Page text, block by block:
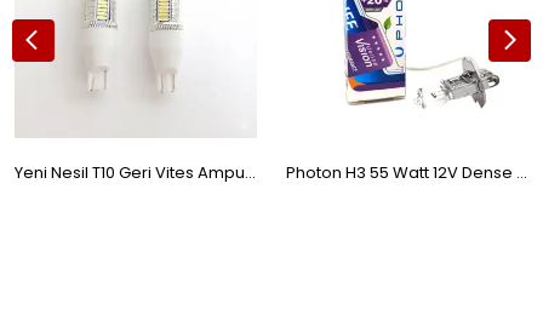
Yeni Nesil T10 Geri Vites Ampulü Beyaz 2'li Photon H3 55 Watt 12V Dense Vision +%20 Fazla Işık Halojen Far Ampulü Sarı